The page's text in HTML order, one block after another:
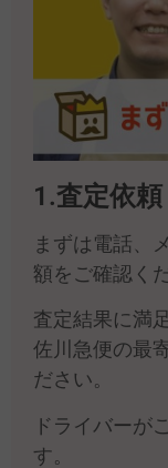
1.査定依頼
まずは電話、
額をご確認く
査定結果に満
佐川急便の最
ださい。
ドライバーが
す。